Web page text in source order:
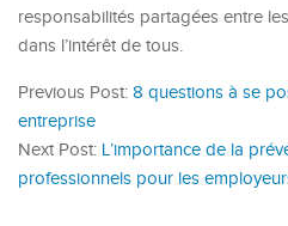
responsabilités partagées entre
dans l’intérêt de tous.
Previous Post: 8 questions à se
entreprise
Next Post: L’importance de la
professionnels pour les